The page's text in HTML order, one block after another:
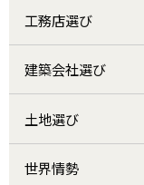
工務店選び
建築会社選び
土地選び
世界情勢